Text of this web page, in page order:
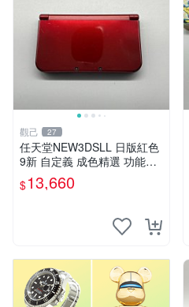
觀己 27
任天堂NEW3DSLL 日版紅色
9新 自定義 成色精選 功能全
正常 屏幕輕微泛黃 新大三 任
天堂3DSLL 紅色 9成新 功能
$13,660